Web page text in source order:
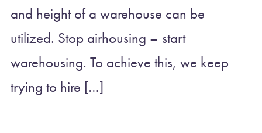
and height of a warehouse can be
utilized. Stop airhousing – start
warehousing. To achieve this, we keep
trying to hire […]